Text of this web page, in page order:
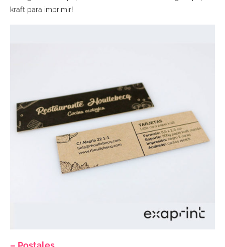
kraft para imprimir!